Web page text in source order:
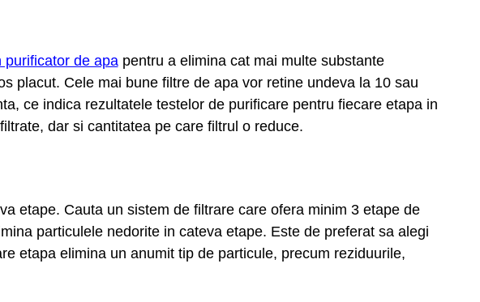
purificator de apapentru a elimina cat mai multe substante
placut. Cele mai bune filtre de apa vor retine undeva la 10 sau
ce indica rezultatele testelor de purificare pentru fiecare etapa in
dar si cantitatea pe care filtrul o reduce.
etape. Cauta un sistem de filtrare care ofera minim 3 etape de
particulele nedorite in cateva etape. Este de preferat sa alegi
etapa elimina un anumit tip de particule, precum reziduurile,